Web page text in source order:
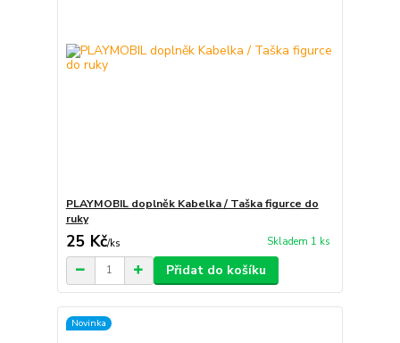
PLAYMOBIL doplněk Kabelka / Taška figurce do
ruky
25 Kč/ks Skladem 1 ks
Přidat do košíku
Novinka